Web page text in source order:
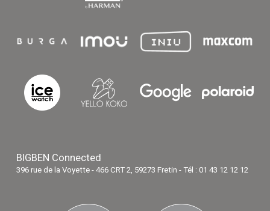
BIGBEN Connected
396 rue de la Voyette - 466 CRT 2, 59273 Fretin - Tél : 01 43 12 12 12